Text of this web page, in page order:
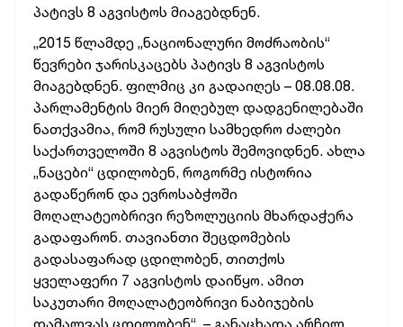
პატივს 8 აგვისტოს მიაგებდნენ.
„2015 წლამდე „ნაციონალური მოძრაობის“
წევრები ჯარისკაცებს პატივს 8 აგვისტოს
მიაგებდნენ. ფილმიც კი გადაიღეს – 08.08.08.
პარლამენტის მიერ მიღებულ დადგენილებაში
ნათქვამია, რომ რუსული სამხედრო ძალები
საქართველოში 8 აგვისტოს შემოვიდნენ. ახლა
„ნაცები“ ცდილობენ, როგორმე ისტორია
გადაწერონ და ევროსაბჭოში
მოღალატეობრივი რეზოლუციის მხარდაჭერა
გადაფარონ. თავიანთი შეცდომების
გადასაფარად ცდილობენ, თითქოს
ყველაფერი 7 აგვისტოს დაიწყო. ამით
საკუთარი მოღალატეობრივი ნაბიჯების
დამალვას ცდილობენ“, – განაცხადა არჩილ